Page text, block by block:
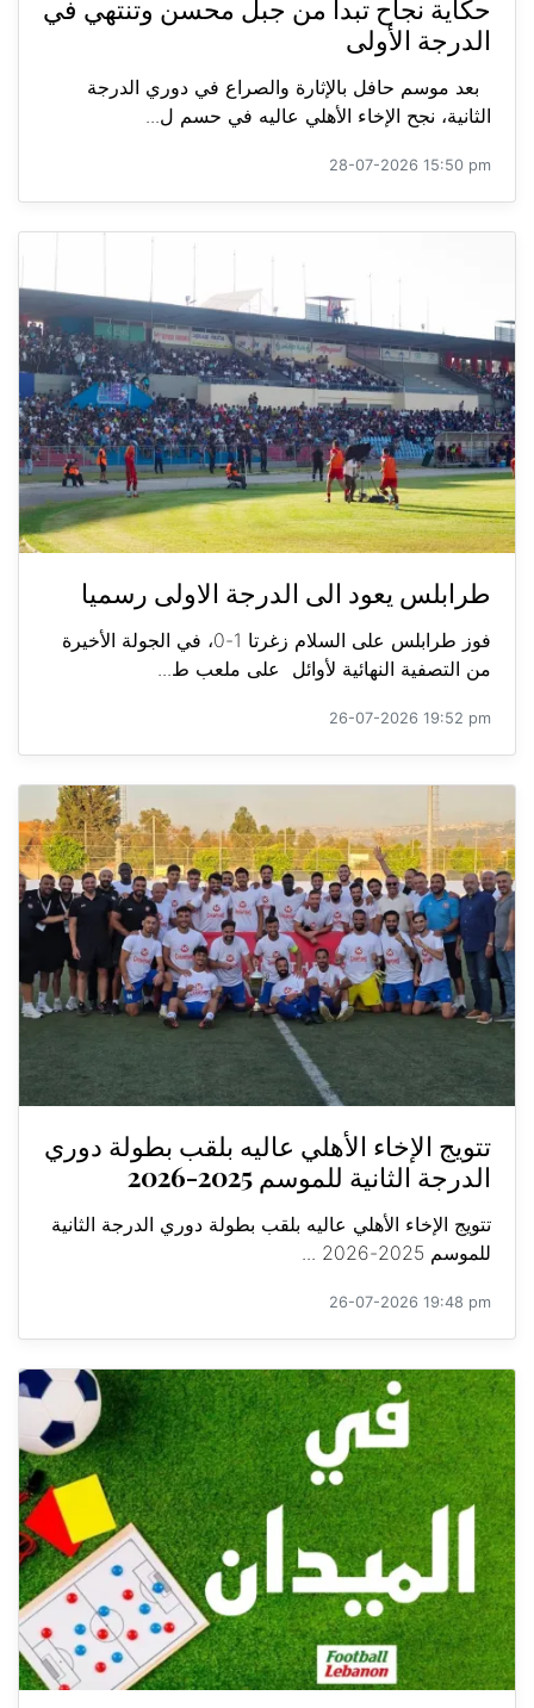
حكاية نجاح تبدأ من جبل محسن وتنتهي في
الدرجة الأولى
بعد موسم حافل بالإثارة والصراع في دوري الدرجة
الثانية، نجح الإخاء الأهلي عاليه في حسم ل...
28-07-2026 15:50 pm
طرابلس يعود الى الدرجة الاولى رسميا
فوز طرابلس على السلام زغرتا 1-0، في الجولة الأخيرة
من التصفية النهائية لأوائل على ملعب ط...
26-07-2026 19:52 pm
تتويج الإخاء الأهلي عاليه بلقب بطولة دوري
الدرجة الثانية للموسم 2025-2026
تتويج الإخاء الأهلي عاليه بلقب بطولة دوري الدرجة الثانية
للموسم 2025-2026 ...
26-07-2026 19:48 pm